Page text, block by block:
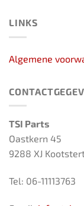
LINKS
Algemene
TSI Parts
Oastkern 45
9288 XJ
Tel: 06-11113763